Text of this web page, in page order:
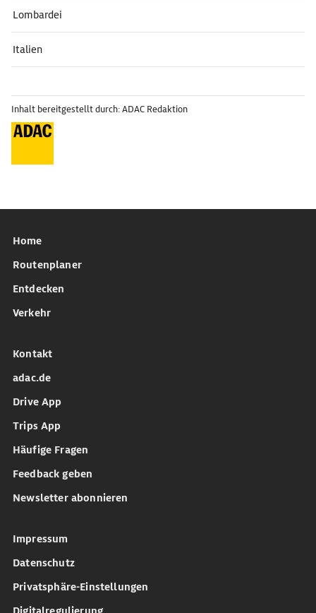
Lombardei
Italien
Inhalt bereitgestellt durch: ADAC Redaktion
Home
Routenplaner
Entdecken
Verkehr
Kontakt
adac.de
Drive App
Trips App
Häufige Fragen
Feedback geben
Newsletter abonnieren
Impressum
Datenschutz
Privatsphäre-Einstellungen